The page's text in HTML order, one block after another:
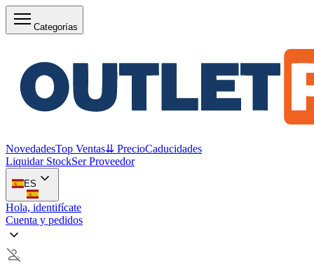
Categorías
NovedadesTop Ventas⇊ PrecioCaducidades
Liquidar StockSer Proveedor
ES
Hola, identifícate
Cuenta y pedidos